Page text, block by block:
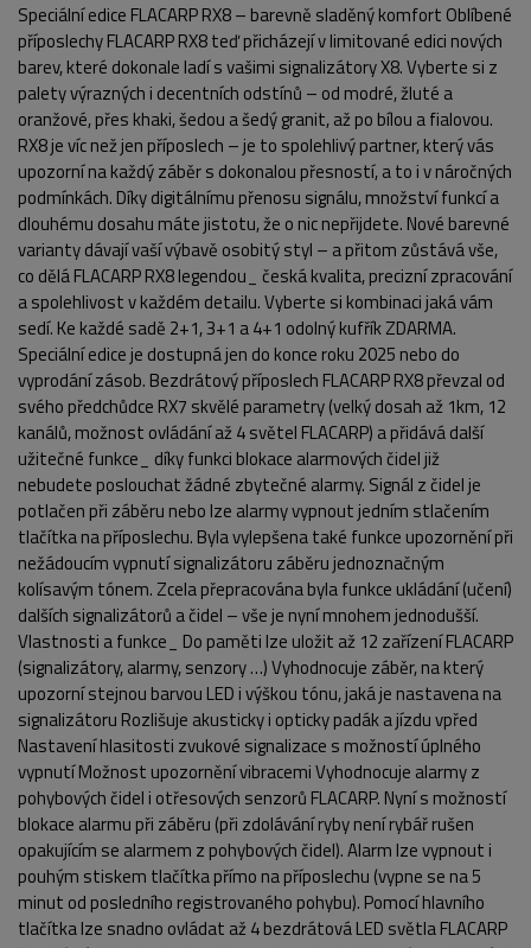
POPIS PRODUKTU FOTO (2)
Speciální edice FLACARP RX8 – barevně sladěný komfort Oblíbené
příposlechy FLACARP RX8 teď přicházejí v limitované edici nových
barev, které dokonale ladí s vašimi signalizátory X8. Vyberte si z
palety výrazných i decentních odstínů – od modré, žluté a
oranžové, přes khaki, šedou a šedý granit, až po bílou a fialovou.
RX8 je víc než jen příposlech – je to spolehlivý partner, který vás
upozorní na každý záběr s dokonalou přesností, a to i v náročných
podmínkách. Díky digitálnímu přenosu signálu, množství funkcí a
dlouhému dosahu máte jistotu, že o nic nepřijdete. Nové barevné
varianty dávají vaší výbavě osobitý styl – a přitom zůstává vše,
co dělá FLACARP RX8 legendou_ česká kvalita, precizní zpracování
a spolehlivost v každém detailu. Vyberte si kombinaci jaká vám
sedí. Ke každé sadě 2+1, 3+1 a 4+1 odolný kufřík ZDARMA.
Speciální edice je dostupná jen do konce roku 2025 nebo do
vyprodání zásob. Bezdrátový příposlech FLACARP RX8 převzal od
svého předchůdce RX7 skvělé parametry (velký dosah až 1km, 12
kanálů, možnost ovládání až 4 světel FLACARP) a přidává další
užitečné funkce_ díky funkci blokace alarmových čidel již
nebudete poslouchat žádné zbytečné alarmy. Signál z čidel je
potlačen při záběru nebo lze alarmy vypnout jedním stlačením
tlačítka na příposlechu. Byla vylepšena také funkce upozornění při
nežádoucím vypnutí signalizátoru záběru jednoznačným
kolísavým tónem. Zcela přepracována byla funkce ukládání (učení)
dalších signalizátorů a čidel – vše je nyní mnohem jednodušší.
Vlastnosti a funkce_ Do paměti lze uložit až 12 zařízení FLACARP
(signalizátory, alarmy, senzory …) Vyhodnocuje záběr, na který
upozorní stejnou barvou LED i výškou tónu, jaká je nastavena na
signalizátoru Rozlišuje akusticky i opticky padák a jízdu vpřed
Nastavení hlasitosti zvukové signalizace s možností úplného
vypnutí Možnost upozornění vibracemi Vyhodnocuje alarmy z
pohybových čidel i otřesových senzorů FLACARP. Nyní s možností
blokace alarmu při záběru (při zdolávání ryby není rybář rušen
opakujícím se alarmem z pohybových čidel). Alarm lze vypnout i
pouhým stiskem tlačítka přímo na příposlechu (vypne se na 5
minut od posledního registrovaného pohybu). Pomocí hlavního
tlačítka lze snadno ovládat až 4 bezdrátová LED světla FLACARP